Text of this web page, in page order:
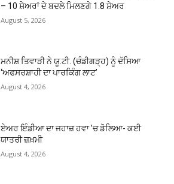
– 10 ਸ਼ੇਅਰਾਂ ਦੇ ਬਦਲੇ ਮਿਲਣਗੇ 1.8 ਸ਼ੇਅਰ
August 5, 2026
ਮਨੀਸ਼ ਤਿਵਾੜੀ ਨੇ ਯੂ.ਟੀ. (ਚੰਡੀਗੜ੍ਹ) ਨੂੰ ਦੱਸਿਆ
‘ਅਫਸਰਸ਼ਾਹੀ ਦਾ ਪਾਰਕਿੰਗ ਲਾਟ’
August 4, 2026
ਏਅਰ ਇੰਡੀਆ ਦਾ ਜਹਾਜ਼ ਹਵਾ ’ਚ ਡੋਲਿਆ- ਕਈ
ਯਾਤਰੀ ਜ਼ਖ਼ਮੀ
August 4, 2026